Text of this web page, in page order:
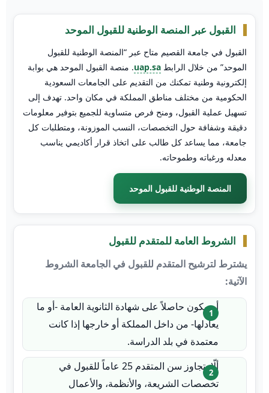
القبول عبر المنصة الوطنية للقبول الموحد
القبول في جامعة القصيم متاح عبر “المنصة الوطنية للقبول
الموحد” من خلال الرابط uap.sa. منصة القبول الموحد هي بوابة
إلكترونية وطنية تمكنك من التقديم على الجامعات السعودية
الحكومية من مختلف مناطق المملكة في مكان واحد. تهدف إلى
تسهيل عملية القبول، ومنح فرص متساوية للجميع بتوفير معلومات
دقيقة وشفافة حول التخصصات، النسب الموزونة، ومتطلبات كل
جامعة، مما يساعد كل طالب على اتخاذ قرار أكاديمي يناسب
معدله ورغباته وطموحاته.
المنصة الوطنية للقبول الموحد
الشروط العامة للمتقدم للقبول
يشترط لترشيح المتقدم للقبول في الجامعة الشروط
الآتية:
أن يكون حاصلاً على شهادة الثانوية العامة -أو ما
يعادلها- من داخل المملكة أو خارجها إذا كانت
معتمدة في بلد الدراسة.
ألّا يتجاوز سن المتقدم 25 عاماً للقبول في
تخصصات الشريعة، والأنظمة، والأعمال